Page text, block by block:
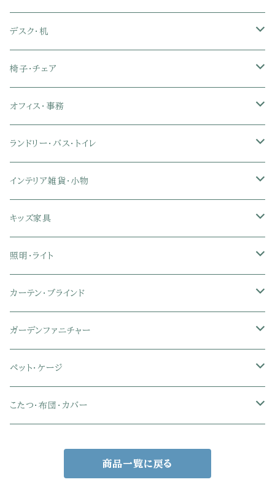
布張り・ファブリックソファ
ソファカバー
ランドリー・トイレ収納
玄関収納
突っ張り棚・突っ張りラック
サイドチェスト
幅90cm以下テレビ台
幅91～120cmテレビ台
幅121～150cmテレビ台
幅151～180cmテレビ台
隙間収納
キッチンマット
キッチン用品
キッチン家電
シングル
セミシングル
シングル
脚付きマットレス
セミシングル
シングル
パイプベッド
ロフトベッド
2段ベッド
折りたたみベッド
ソファベッド
マットレス
セミシングル
シングル
セミシングル
シングル
セミダブル
ダブル
枕
タオルケット・ガーゼケット
ブランケット・毛布
布団カバー・敷きパッド
ひんやりマット（冷却マット）
こたつ布団
シングル
セミダブル
ダブル
クイーン
キング
キッチンマット
フローリングマット
ジョイントマット
ダイニングチェア・ベンチ
ダイニングテーブルセット
2人用ダイニングテーブルセット
4人用ダイニングテーブルセット
6人用ダイニングテーブルセット
木製ダイニング
スチール脚ダイニング
サイドテーブル
ウッドテーブル
センターテーブル
ガラステーブル
カウンターテーブル
伸縮式テーブル
デスク・机
パソコン・オフィスデスク
L字デスク
収納付きデスク
キーボードスライダー付きデスク
学習机
ツインデスク
デスクセット
サイドワゴン・チェスト
木製デスク
ガラスデスク
幅101～120cmデスク
椅子・チェア
ダイニングチェア・ベンチ
オフィスチェア
リクライニングチェア
ハイバックオフィスチェア
メッシュオフィスチェア
リビングチェア
スツール・オットマン
学習椅子
ファブリックチェア
革・レザー・合皮チェア
スチール脚チェア
木脚チェア
オフィス・事務
オフィスチェア
オフィスデスク
オフィス収納
オフィス雑貨
オフィス家電
ランドリー・バス・トイレ
ランドリーラック
タオルハンガー
洗濯カゴ・ワゴン
物干しスタンド
トイレ用品
トイレットペーパーホルダー
バス用品・バスマット
インテリア雑貨・小物
タオル
食器・食器スタンド
キャニスター・ディスペンサー
コーヒーサーバー
エコバッグ
玄関小物・傘
キッズ家具
絵本ラック・本棚
ラック・ランドセルラック
おもちゃ・キッズ収納
学習机・学習椅子
チェア・ベビーチェア・ソファ
その他のキッズ家具
照明・ライト
シーリングライト
シーリングファンライト
ペンダントライト
スポットライト
カーテン・ブラインド
ドレープカーテン
レースカーテン
カーテンセット
ガーデンファニチャー
ガーデンフェンス・アーチ
ガーデンテーブル・チェア・ベンチ
サンシェード・日よけ
ペット・ケージ
ケージ
こたつ・布団・カバー
商品一覧に戻る